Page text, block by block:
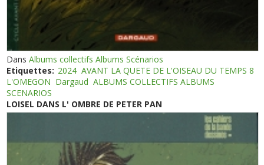
DansAlbums collectifs Albums Scénarios
Etiquettes: 2024 AVANT LA QUETE DE L'OISEAU DU TEMPS 8
L'OMEGON Dargaud ALBUMS COLLECTIFS ALBUMS
SCENARIOS
LOISEL DANS L' OMBRE DE PETER PAN